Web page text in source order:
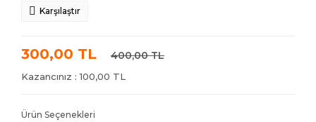
Karşılaştır
300,00 TL 400,00 TL
Kazancınız : 100,00 TL
Ürün Seçenekleri